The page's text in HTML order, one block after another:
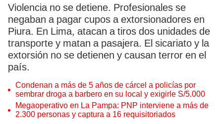
Violencia no se detiene. Profesionales se
negaban a pagar cupos a extorsionadores en
Piura. En Lima, atacan a tiros dos unidades de
transporte y matan a pasajera. El sicariato y la
extorsión no se detienen y causan terror en el
país.
Condenan a más de 5 años de cárcel a policías por
sembrar droga a barbero en su local y exigirle S/5.000
Megaoperativo en La Pampa: PNP interviene a más de
2.300 personas y captura a 16 requisitoriados